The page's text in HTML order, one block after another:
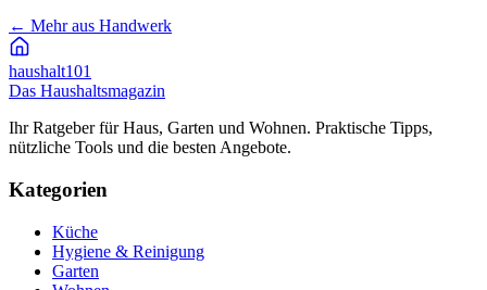
← Mehr aus Handwerk
haushalt101
Das Haushaltsmagazin
Ihr Ratgeber für Haus, Garten und Wohnen. Praktische Tipps,
nützliche Tools und die besten Angebote.
Kategorien
Küche
Hygiene & Reinigung
Garten